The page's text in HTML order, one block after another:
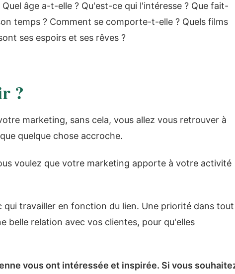
âge a-t-elle ? Qu'est-ce qui l'intéresse ? Que fait-
temps ? Comment se comporte-t-elle ? Quels films
ses espoirs et ses rêves ?
?
marketing, sans cela, vous allez vous retrouver à
quelque chose accroche.
voulez que votre marketing apporte à votre activité
qui travailler en fonction du lien. Une priorité dans tout
belle relation avec vos clientes, pour qu'elles
vous ont intéressée et inspirée. Si vous